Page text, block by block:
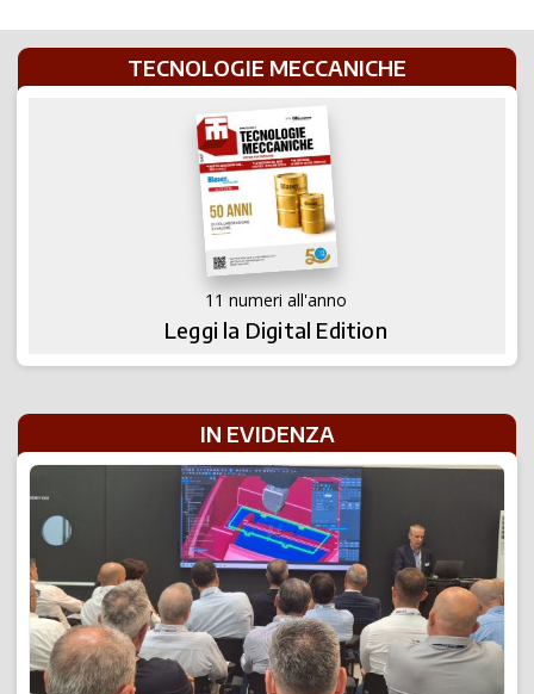
TECNOLOGIE MECCANICHE
11 numeri all'anno
Leggi la Digital Edition
IN EVIDENZA